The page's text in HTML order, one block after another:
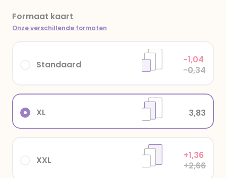
Formaat kaart
Onze verschillende formaten
XXL
+1,36
+2,66
XL 3,83
Standaard
-1,04
-0,34